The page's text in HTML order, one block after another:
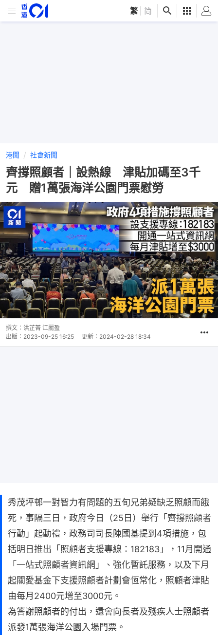
繁 简
港聞 社會新聞
齊撐照顧者｜設熱線 津貼加碼至3千
元 贈1萬張海洋公園門票慰勞
撰文： 洪芷菁 江麗盈
出版： 2023-09-25 16:25 更新： 2024-02-28 18:34
秀茂坪邨一對智力有問題的五旬兄弟疑缺乏照顧而餓
死，事隔三日，政府今日（25日）舉行「齊撐照顧者
行動」起動禮，政務司司長陳國基提到4項措施，包
括明日推出「照顧者支援專線：182183」，11月開通
「一站式照顧者資訊網」、強化暫託服務，以及下月
起關愛基金下支援照顧者計劃會恆常化，照顧者津貼
由每月2400元增至3000元。
為答謝照顧者的付出，還會向長者及殘疾人士照顧者
派發1萬張海洋公園入場門票。